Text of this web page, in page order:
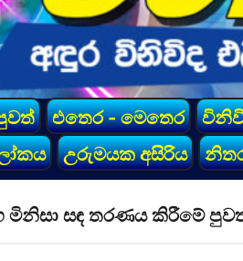
එතෙර - මෙතෙර
උරුමයක අසිරිය
මිනිසා සඳ තරණය කිරීමේ